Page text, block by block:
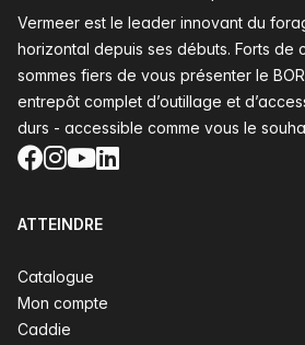
Vermeer est le leader innovant du
horizontal depuis ses débuts. Forts de
sommes fiers de vous présenter le
entrepôt complet d’outillage et
durs - accessible comme vous le
Facebook
Instagram
YouTube
LinkedIn
ATTEINDRE
Catalogue
Mon compte
Caddie